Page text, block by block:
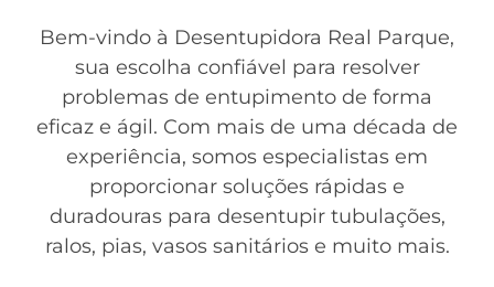
Bem-vindo à Desentupidora Real Parque,
sua escolha confiável para resolver
problemas de entupimento de forma
eficaz e ágil. Com mais de uma década de
experiência, somos especialistas em
proporcionar soluções rápidas e
duradouras para desentupir tubulações,
ralos, pias, vasos sanitários e muito mais.